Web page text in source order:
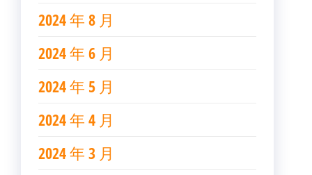
2024 年 8 月
2024 年 6 月
2024 年 5 月
2024 年 4 月
2024 年 3 月